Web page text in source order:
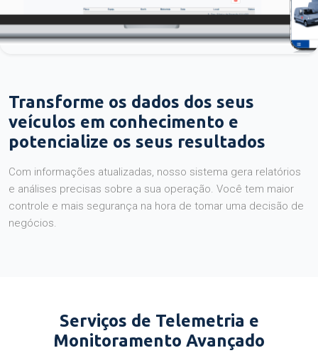
Transforme os dados dos seus
veículos em conhecimento e
potencialize os seus resultados
Com informações atualizadas, nosso sistema gera relatórios
e análises precisas sobre a sua operação. Você tem maior
controle e mais segurança na hora de tomar uma decisão de
negócios.
Serviços de Telemetria e
Monitoramento Avançado